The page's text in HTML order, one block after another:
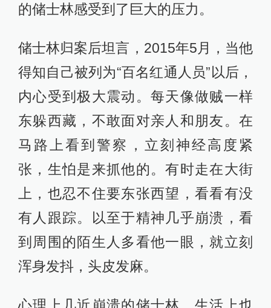
的储士林感受到了巨大的压力。
储士林归案后坦言，2015年5月，当他
得知自己被列为“百名红通人员”以后，
内心受到极大震动。每天像做贼一样
东躲西藏，不敢面对亲人和朋友。在
马路上看到警察，立刻神经高度紧
张，生怕是来抓他的。有时走在大街
上，也忍不住要东张西望，看看有没
有人跟踪。以至于精神几乎崩溃，看
到周围的陌生人多看他一眼，就立刻
浑身发抖，头皮发麻。
心理上几近崩溃的储士林，生活上也